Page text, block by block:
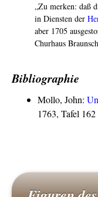
„Zu merken: daß
in Diensten der
aber 1705
Churhaus
Bibliographie
Mollo, John:
1763, Tafel 162